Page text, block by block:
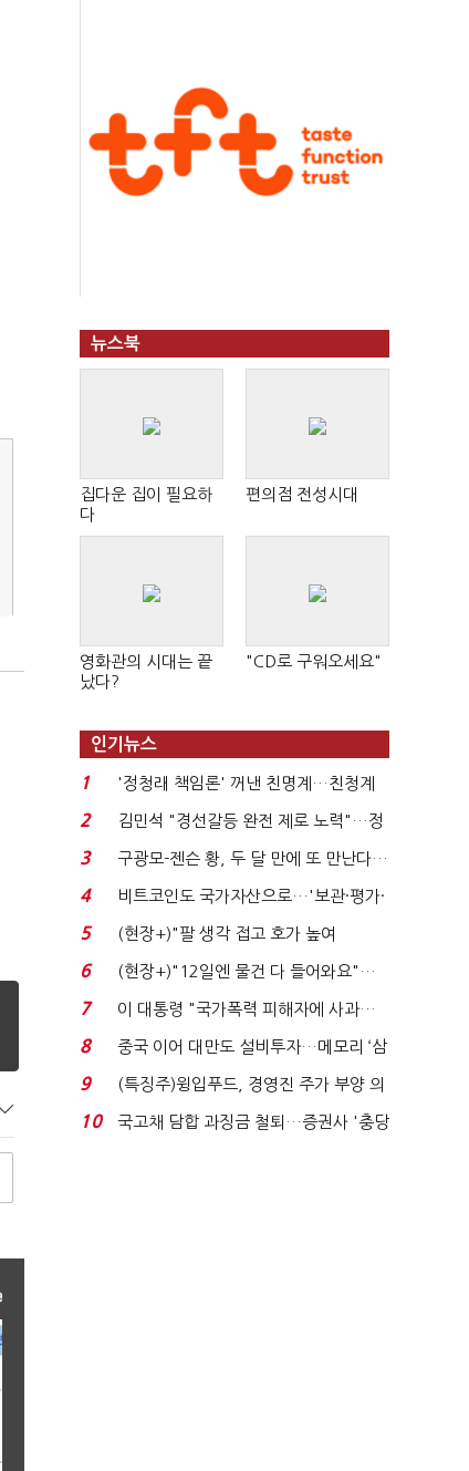
뉴스북
집다운 집이 필요하
다
편의점 전성시대
영화관의 시대는 끝
났다?
"CD로 구워오세요"
인기뉴스
1
'정청래 책임론' 꺼낸 친명계…친청계
는 추가투표 때리기...
2
김민석 "경선갈등 완전 제로 노력"…정
청래 "반명 공세 사...
3
구광모-젠슨 황, 두 달 만에 또 만난다…
로봇·AI 등 논...
4
비트코인도 국가자산으로…'보관·평가·
처분' 기준은 ...
5
(현장+)"팔 생각 접고 호가 높여
요"…'덜 똘똘한 한 채' 20...
6
(현장+)"12일엔 물건 다 들어와요"…
빈 매대 채우며 문 연 ...
7
이 대통령 "국가폭력 피해자에 사과…
적극적 조사로 진...
8
중국 이어 대만도 설비투자…메모리 ‘삼
국전쟁’
9
(특징주)윙입푸드, 경영진 주가 부양 의
지에 상한가...
10
국고채 담합 과징금 철퇴…증권사 '충당